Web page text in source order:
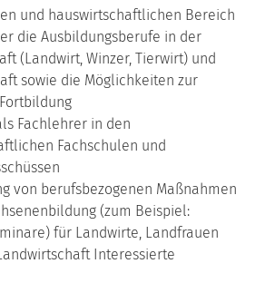
und hauswirtschaftlichen Bereich
die Ausbildungsberufe in der
(Landwirt, Winzer, Tierwirt) und
sowie die Möglichkeiten zur
Fachlehrer in den
Fachschulen und
von berufsbezogenen Maßnahmen
(zum Beispiel:
für Landwirte, Landfrauen
Interessierte